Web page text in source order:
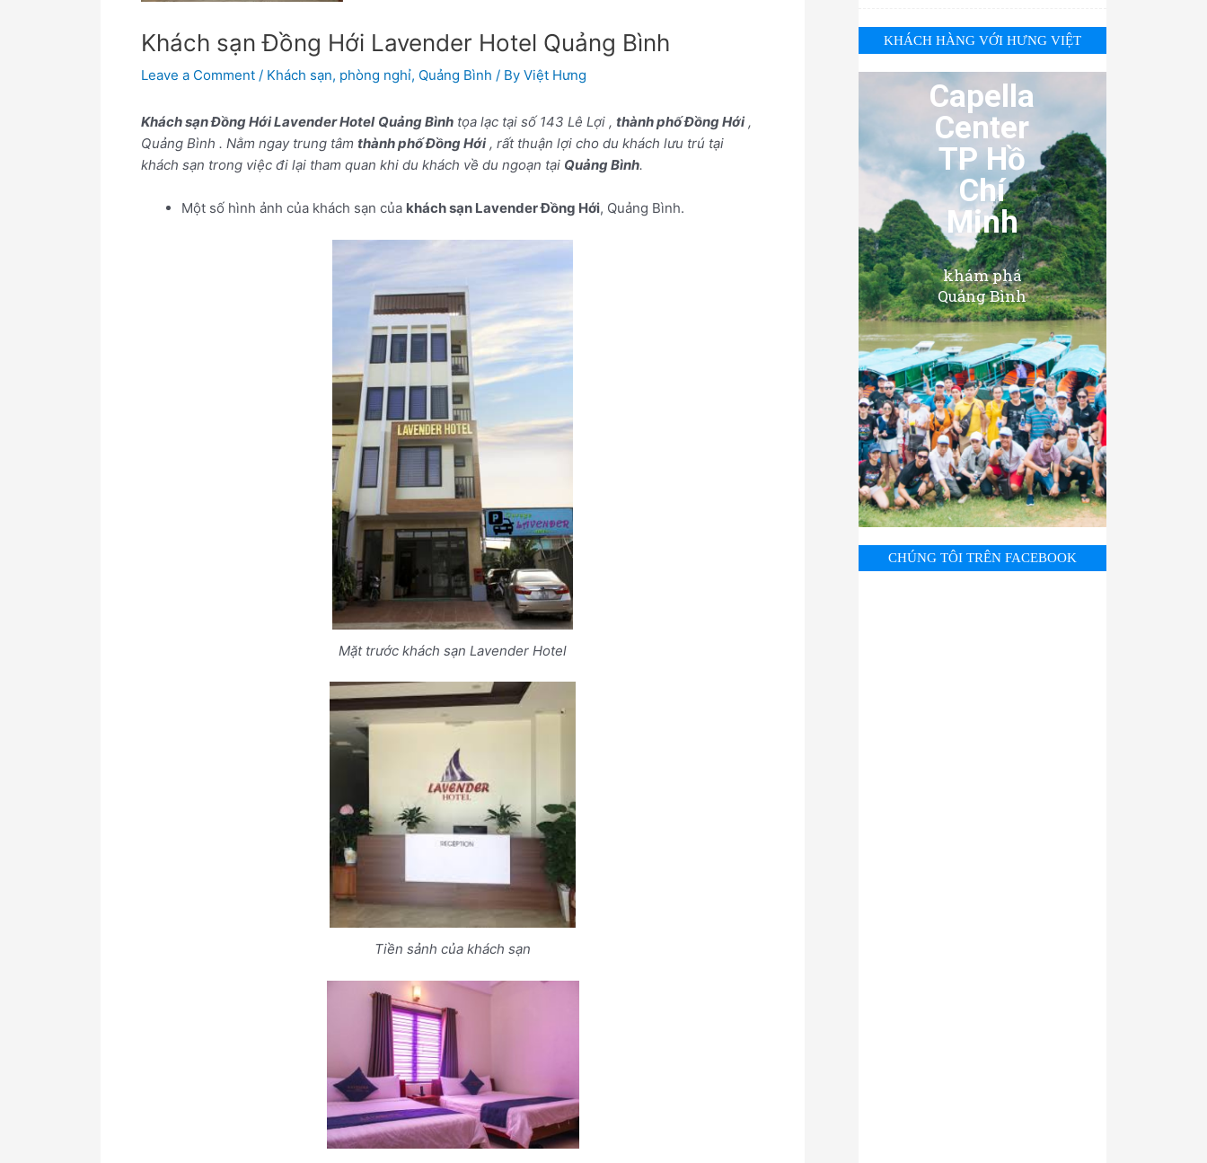
Khách sạn Đồng Hới Lavender Hotel Quảng Bình
Leave a Comment / Khách sạn, phòng nghỉ, Quảng Bình / By Việt Hưng
Khách sạn Đồng Hới Lavender Hotel Quảng Bình tọa lạc tại số 143 Lê Lợi , thành phố Đồng Hới,
Quảng Bình . Nằm ngay trung tâm thành phố Đồng Hới, rất thuận lợi cho du khách lưu trú tại
khách sạn trong việc đi lại tham quan khi du khách về du ngoạn tại Quảng Bình.
Một số hình ảnh của khách sạn của khách sạn Lavender Đồng Hới, Quảng Bình.
Mặt trước khách sạn Lavender Hotel
Tiền sảnh của khách sạn
KHÁCH HÀNG VỚI HƯNG VIỆT
Capella
Center
TP Hồ
Chí
Minh
khám phá
Quảng Bình
CHÚNG TÔI TRÊN FACEBOOK